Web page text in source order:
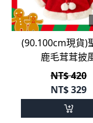
(90.100cm現貨)
鹿毛茸茸披
NT$ 420
NT$329